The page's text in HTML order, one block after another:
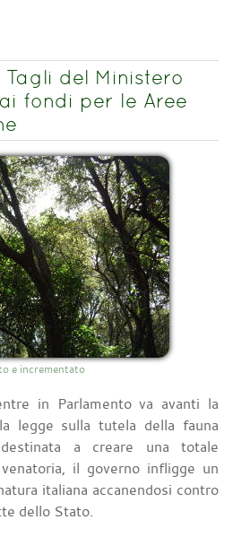
Tagli del Ministero
fondi per le Aree
e incrementato
in Parlamento va avanti la
legge sulla tutela della fauna
a creare una totale
il governo infligge un
italiana accanendosi contro
dello Stato.